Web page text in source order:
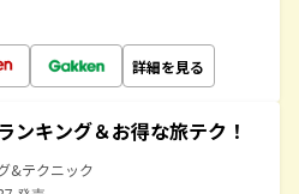
詳細を見る
キング＆お得な旅テク！
&テクニック